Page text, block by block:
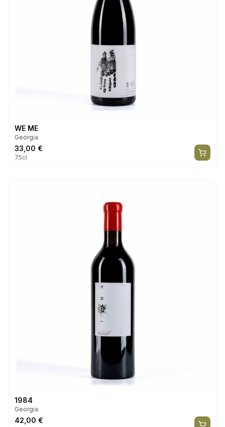
WE ME
Georgia
33,00 €
75cl
1984
Georgia
42,00 €